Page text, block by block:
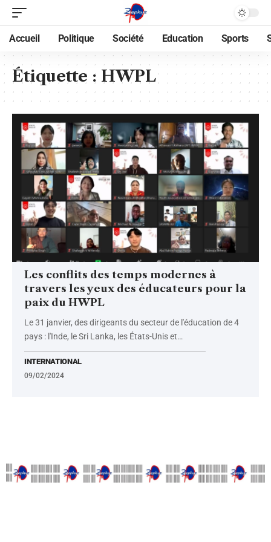
Accueil Politique Société Education Sports
Étiquette : HWPL
Les conflits des temps modernes à
travers les yeux des éducateurs pour la
paix du HWPL
Le 31 janvier, des dirigeants du secteur de l'éducation de 4
pays : l'Inde, le Sri Lanka, les États-Unis et…
INTERNATIONAL
09/02/2024